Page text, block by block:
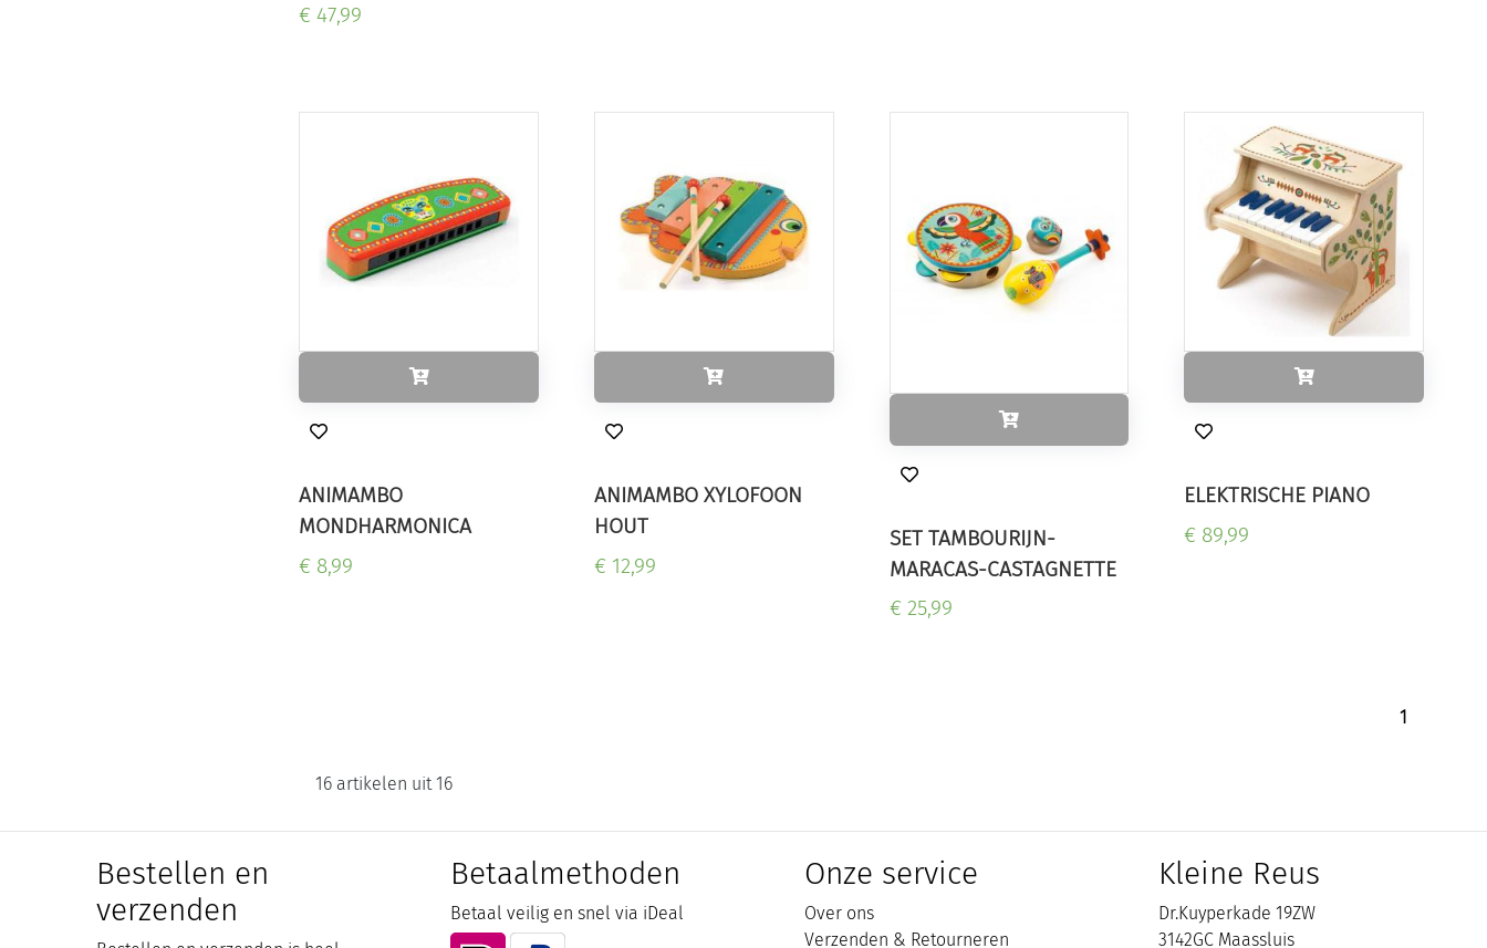
€ 47,99
ANIMAMBO
MONDHARMONICA
€ 8,99
ANIMAMBO XYLOFOON
HOUT
€ 12,99
SET TAMBOURIJN-
MARACAS-CASTAGNETTE
€ 25,99
ELEKTRISCHE PIANO
€ 89,99
1
16 artikelen uit 16
Bestellen en
verzenden
Betaalmethoden
Betaal veilig en snel via iDeal
Onze service
Over ons
Verzenden & Retourneren
Kleine Reus
Dr.Kuyperkade 19ZW
3142GC Maassluis